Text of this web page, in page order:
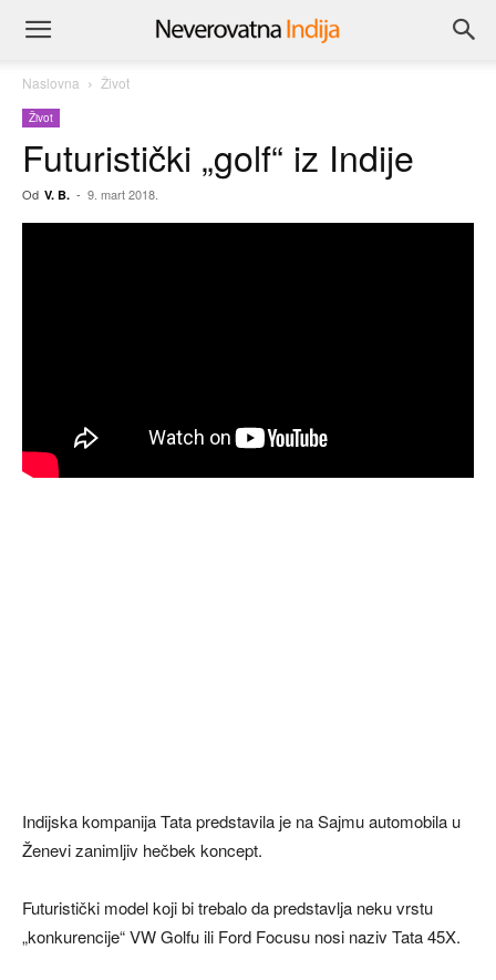
Naslovna Život
Život
Futuristički „golf“ iz Indije
Od V. B. - 9. mart 2018.
Indijska kompanija Tata predstavila je na Sajmu automobila u
Ženevi zanimljiv hečbek koncept.
Futuristički model koji bi trebalo da predstavlja neku vrstu
„konkurencije“ VW Golfu ili Ford Focusu nosi naziv Tata 45X.